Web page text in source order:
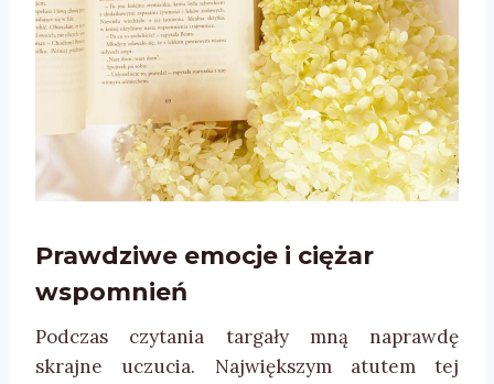
Prawdziwe emocje i ciężar
wspomnień
Podczas czytania targały mną naprawdę
skrajne uczucia. Największym atutem tej